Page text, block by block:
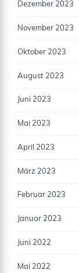
Dezember 2023
November 2023
Oktober 2023
August 2023
Juni 2023
Mai 2023
April 2023
März 2023
Februar 2023
Januar 2023
Juni 2022
Mai 2022